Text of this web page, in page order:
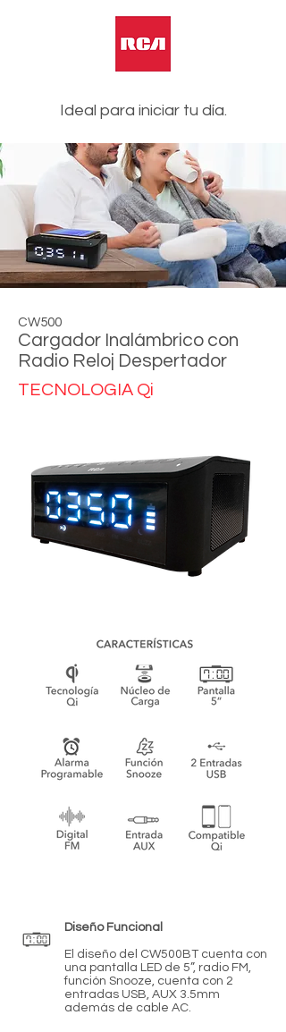
Ideal para iniciar tu día.
CW500
Cargador Inalámbrico con
Radio Reloj Despertador
TECNOLOGIA Qi
Diseño Funcional
El diseño del CW500BT cuenta con
una pantalla LED de 5”, radio FM,
función Snooze, cuenta con 2
entradas USB, AUX 3.5mm
además de cable AC.